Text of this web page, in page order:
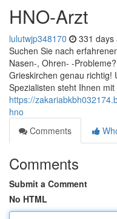
HNO-Arzt
lulutwjp348170 331 days
Suchen Sie nach
Nasen-, Ohren- -
Grieskirchen genau richtig!
Spezialisten steht Ihnen
https://
hno
Comments
Comments
Submit a Comment
No HTML